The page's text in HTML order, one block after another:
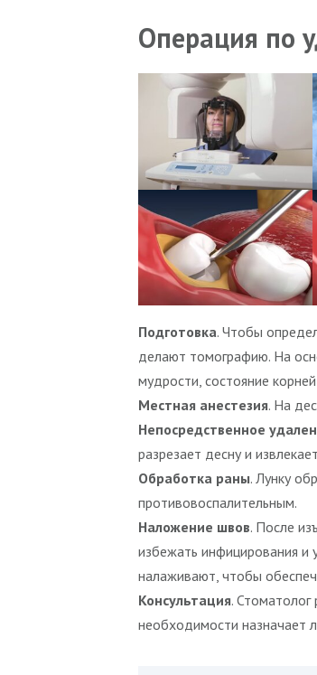
Операция по
Подготовка. Чтобы
делают томографию. На
мудрости, состояние
Местная анестезия. На
Непосредственное
разрезает десну и
Обработка раны. Лунку
противовоспалительным.
Наложение швов. После
избежать инфицирования и
налаживают, чтобы
Консультация. Стоматолог
необходимости назначает